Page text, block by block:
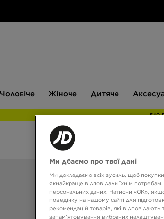
Чоловіче Жіноче Дитяче
540
Ми дбаємо про твої дані
Ми докладаємо всіх зусиль, щоб
якнайкраще відповідали їхнім
персональних даних. Натисни «OK»,
поведінку на нашому сайті для
рекомендацій товарів, які
запам’ятовування вибраних